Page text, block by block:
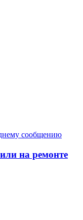
на ремонте